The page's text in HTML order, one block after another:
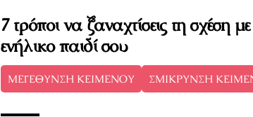
7 τρόποι να ξαναχτίσεις τη σχέση με
ενήλικο παιδί σου
ΜΕΓΕΘΥΝΣΗ ΚΕΙΜΕΝΟΥ ΣΜΙΚΡΥΝΣΗ